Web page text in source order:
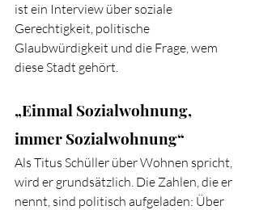
ist ein Interview über soziale
Gerechtigkeit, politische
Glaubwürdigkeit und die Frage, wem
diese Stadt gehört.
„Einmal Sozialwohnung,
immer Sozialwohnung“
Als Titus Schüller über Wohnen spricht,
wird er grundsätzlich. Die Zahlen, die er
nennt, sind politisch aufgeladen: Über